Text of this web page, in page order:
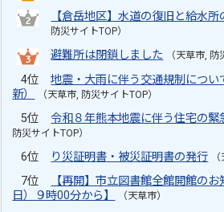
【倉岳地区】水道の復旧と給水
防災サイトTOP）
避難所は閉鎖しました （天草市, 防
4位
地震・大雨に伴う交通規制につい
新）
（天草市, 防災サイトTOP）
5位 令和８年熊本地震に伴う住宅の緊
防災サイトTOP）
6位 り災証明書・被災証明書の発行
7位
【再開】市立図書館全館開館の
日）９時00分から】
（天草市）